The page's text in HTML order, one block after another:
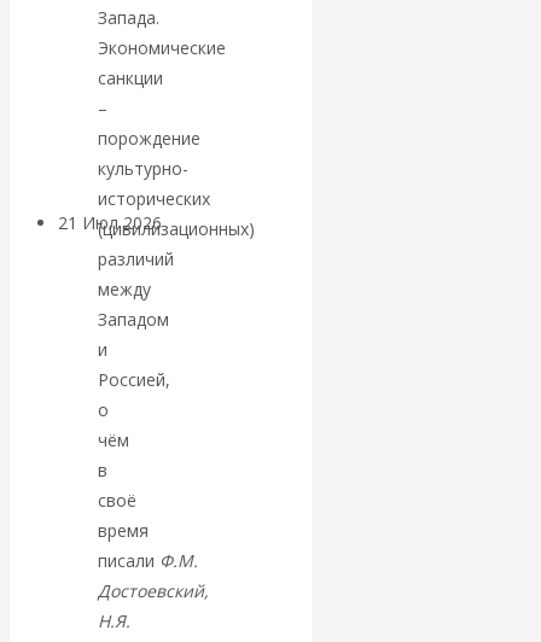
Центробанка о
наличной
денежной массе
21 Июл 2026Комментарии,
интервью и беседы
ВАлентин
Катасонов.
Воздушные
коридоры:
«Паутина-2»
провалилась, но
Запада.
Экономические
санкции
–
порождение
культурно-
исторических
(цивилизационных)
различий
между
Западом
и
Россией,
о
чём
в
своё
время
писали Ф.М.
Достоевский,
Н.Я.